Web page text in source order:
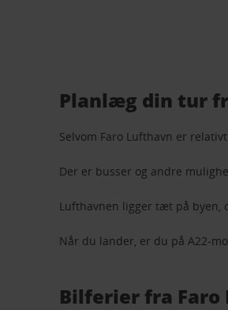
Planlæg din tur
Selvom Faro Lufthavn er
Der er busser og andre
Lufthavnen ligger tæt på byen,
Når du lander, er du på A22-
Bilferier fra Faro